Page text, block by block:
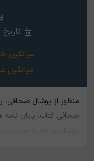
تاریخ
میانگین
میانگین
منظور از پوشال صحافی،
صحافی کتاب، پایان نامه
بیشتر میوه ها قابل